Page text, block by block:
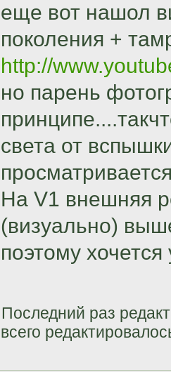
еще вот нашол
поколения +
http://
но парень
света от
На V1 внешняя
(визуально)
поэтому
Последний раз
всего